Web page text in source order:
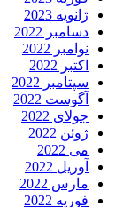
ژانویه 2023
دسامبر 2022
نوامبر 2022
اکتبر 2022
سپتامبر 2022
آگوست 2022
جولای 2022
ژوئن 2022
می 2022
آوریل 2022
مارس 2022
فوریه 2022